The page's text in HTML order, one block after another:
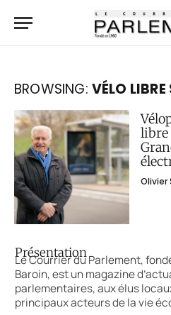
BROWSING: VÉLO LIBRE
libre
Olivier
Présentation
Le Courrier du Parlement,
Baroin, est un magazine
parlementaires, aux élus
principaux acteurs de la vie